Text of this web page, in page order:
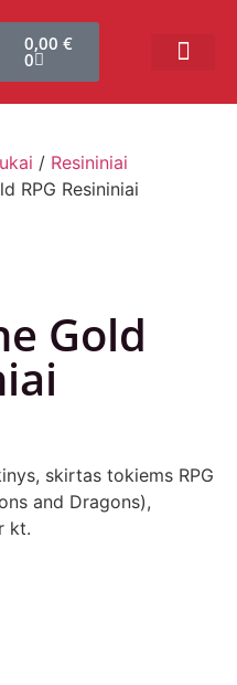
0,00€
0
/ Resininiai
RPG Resininiai
Gold
skirtas tokiems RPG
and Dragons),
kt.